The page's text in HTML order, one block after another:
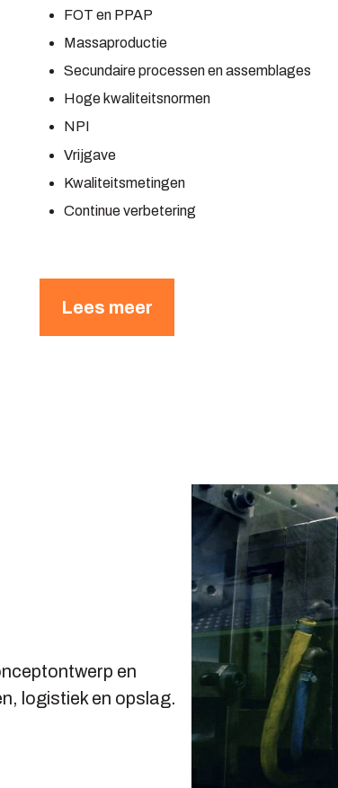
FOT en PPAP
Massaproductie
Secundaire processen en assemblages
Hoge kwaliteitsnormen
NPI
Vrijgave
Kwaliteitsmetingen
Continue verbetering
Lees meer
en
logistiek en opslag.